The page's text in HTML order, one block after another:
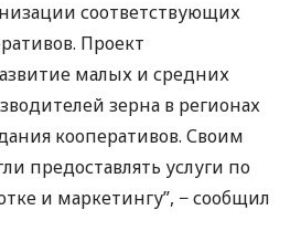
соответствующих
Проект
малых и средних
зерна в регионах
кооперативов. Своим
предоставлять услуги по
и маркетингу”, − сообщил